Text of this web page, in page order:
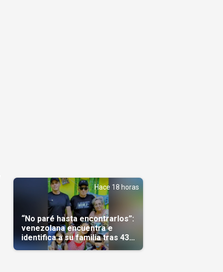
Hace 18 horas
“No paré hasta encontrarlos”:
venezolana encuentra e
identifica a su familia tras 43
días del terremoto